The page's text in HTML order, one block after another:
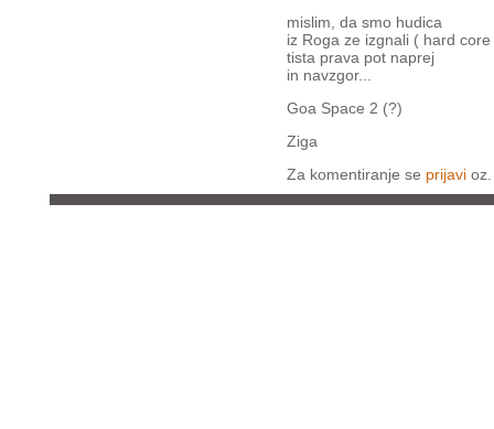
mislim, da smo hudica
iz Roga ze izgnali ( hard
tista prava pot naprej
in navzgor...
Goa Space 2 (?)
Ziga
Za komentiranje se prijavi